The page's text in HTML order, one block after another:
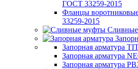
ГОСТ 33259-2015
Фланцы
33259-2015
Запорная арматура
Запорная арматура
Запорная арматура